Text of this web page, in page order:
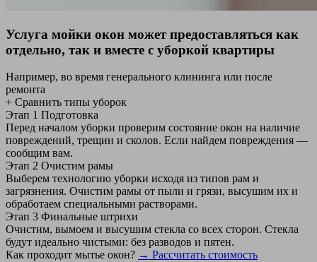
Услуга мойки окон может предоставляться как
отдельно, так и вместе с уборкой квартиры
Например, во время генерального клининга или после
ремонта
+ Сравнить типы уборок
Этап 1 Подготовка
Перед началом уборки проверим состояние окон на наличие
повреждений, трещин и сколов. Если найдем повреждения —
сообщим вам.
Этап 2 Очистим рамы
Выберем технологию уборки исходя из типов рам и
загрязнения. Очистим рамы от пыли и грязи, высушим их и
обработаем специальными растворами.
Этап 3 Финальные штрихи
Очистим, вымоем и высушим стекла со всех сторон. Стекла
будут идеально чистыми: без разводов и пятен.
Как проходит мытье окон? → Рассчитать стоимость